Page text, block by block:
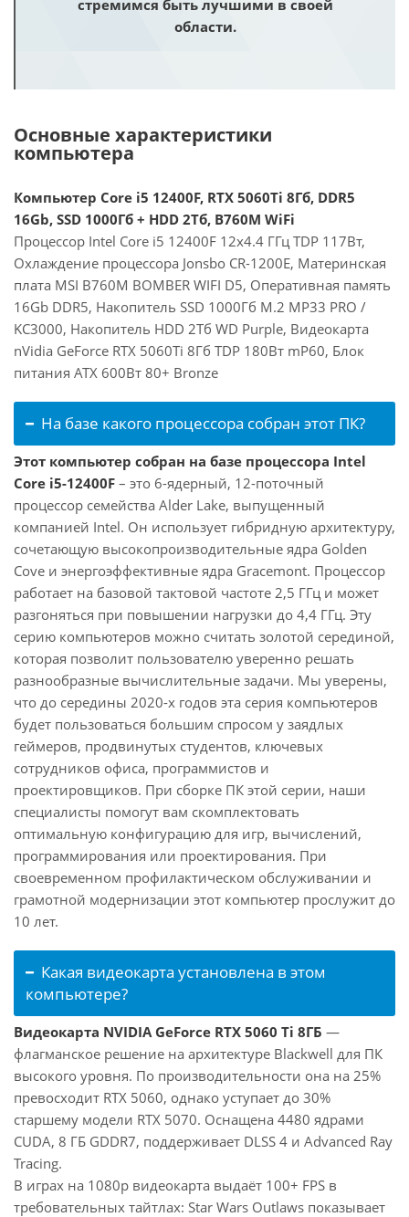
стремимся быть лучшими в своей
области.
Основные характеристики
компьютера
Компьютер Core i5 12400F, RTX 5060Ti 8Гб, DDR5
16Gb, SSD 1000Гб + HDD 2Тб, B760M WiFi
Процессор Intel Core i5 12400F 12x4.4 ГГц TDP 117Вт,
Охлаждение процессора Jonsbo CR-1200E, Материнская
плата MSI B760M BOMBER WIFI D5, Оперативная память
16Gb DDR5, Накопитель SSD 1000Гб M.2 MP33 PRO /
KC3000, Накопитель HDD 2Тб WD Purple, Видеокарта
nVidia GeForce RTX 5060Ti 8Гб TDP 180Вт mP60, Блок
питания ATX 600Вт 80+ Bronze
На базе какого процессора собран этот ПК?
Этот компьютер собран на базе процессора Intel
Core i5-12400F – это 6-ядерный, 12-поточный
процессор семейства Alder Lake, выпущенный
компанией Intel. Он использует гибридную архитектуру,
сочетающую высокопроизводительные ядра Golden
Cove и энергоэффективные ядра Gracemont. Процессор
работает на базовой тактовой частоте 2,5 ГГц и может
разгоняться при повышении нагрузки до 4,4 ГГц. Эту
серию компьютеров можно считать золотой серединой,
которая позволит пользователю уверенно решать
разнообразные вычислительные задачи. Мы уверены,
что до середины 2020-х годов эта серия компьютеров
будет пользоваться большим спросом у заядлых
геймеров, продвинутых студентов, ключевых
сотрудников офиса, программистов и
проектировщиков. При сборке ПК этой серии, наши
специалисты помогут вам скомплектовать
оптимальную конфигурацию для игр, вычислений,
программирования или проектирования. При
своевременном профилактическом обслуживании и
грамотной модернизации этот компьютер прослужит до
10 лет.
Какая видеокарта установлена в этом
компьютере?
Видеокарта NVIDIA GeForce RTX 5060 Ti 8ГБ —
флагманское решение на архитектуре Blackwell для ПК
высокого уровня. По производительности она на 25%
превосходит RTX 5060, однако уступает до 30%
старшему модели RTX 5070. Оснащена 4480 ядрами
CUDA, 8 ГБ GDDR7, поддерживает DLSS 4 и Advanced Ray
Tracing.
В играх на 1080p видеокарта выдаёт 100+ FPS в
требовательных тайтлах: Star Wars Outlaws показывает